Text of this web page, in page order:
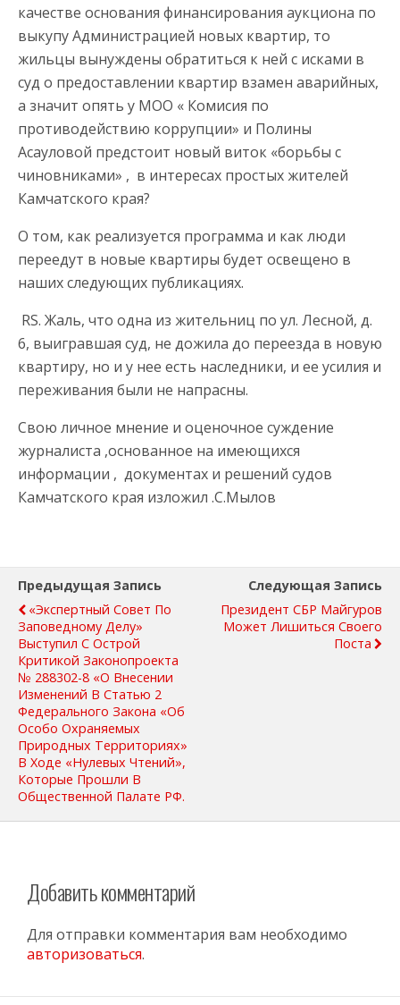
качестве основания финансирования аукциона по
выкупу Администрацией новых квартир, то
жильцы вынуждены обратиться к ней с исками в
суд о предоставлении квартир взамен аварийных,
а значит опять у МОО « Комисия по
противодействию коррупции» и Полины
Асауловой предстоит новый виток «борьбы с
чиновниками» , в интересах простых жителей
Камчатского края?
О том, как реализуется программа и как люди
переедут в новые квартиры будет освещено в
наших следующих публикациях.
RS. Жаль, что одна из жительниц по ул. Лесной, д.
6, выигравшая суд, не дожила до переезда в новую
квартиру, но и у нее есть наследники, и ее усилия и
переживания были не напрасны.
Свою личное мнение и оценочное суждение
журналиста ,основанное на имеющихся
информации , документах и решений судов
Камчатского края изложил .С.Мылов
Предыдущая Запись
«Экспертный Совет По
Заповедному Делу»
Выступил С Острой
Критикой Законопроекта
№ 288302-8 «О Внесении
Изменений В Статью 2
Федерального Закона «Об
Особо Охраняемых
Природных Территориях»
В Ходе «нулевых Чтений»,
Которые Прошли В
Общественной Палате РФ.
Следующая Запись
Президент СБР Майгуров
Может Лишиться Своего
Поста
Добавить комментарий
Для отправки комментария вам необходимо
авторизоваться.